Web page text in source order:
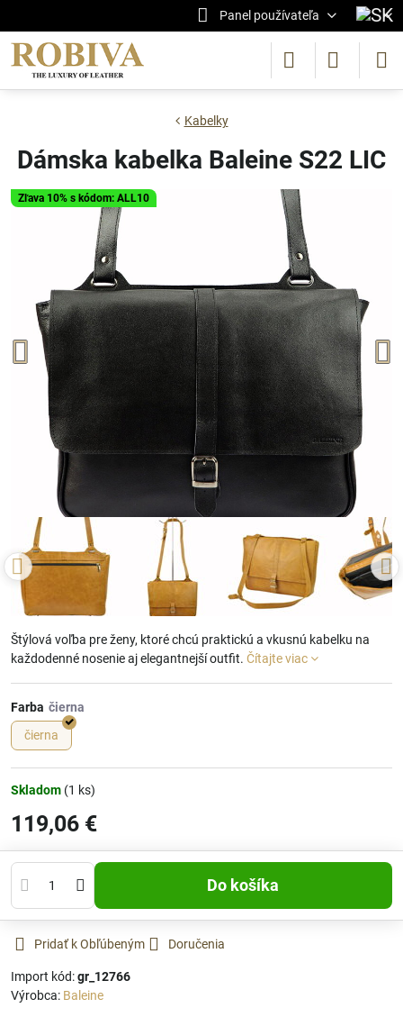
Panel používateľa
Zľava 10% s kódom: ALL10
Kabelky
Dámska kabelka Baleine S22 LIC
Štýlová voľba pre ženy, ktoré chcú praktickú a vkusnú kabelku na
každodenné nosenie aj elegantnejší outfit. Čítajte viac
Farba
čierna
Skladom (1 ks)
119,06 €
Do košíka
Pridať k Obľúbeným Doručenia
Import kód:gr_12766
Výrobca: Baleine